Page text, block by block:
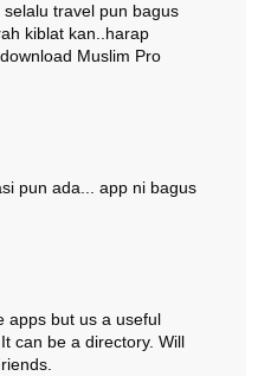
travel pun bagus
kiblat kan..harap
Muslim Pro
pun ada... app ni bagus
apps but us a useful
can be a directory. Will